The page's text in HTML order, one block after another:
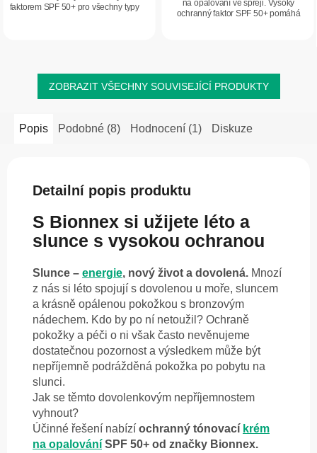
faktorem SPF 50+ pro všechny typy
na opalování ve spreji. Vysoký
ochranný faktor SPF 50+ pomáhá
ZOBRAZIT VŠECHNY SOUVISEJÍCÍ PRODUKTY
Popis Podobné (8) Hodnocení (1) Diskuze
Detailní popis produktu
S Bionnex si užijete léto a
slunce s vysokou ochranou
Slunce – energie, nový život a dovolená. Mnozí
z nás si léto spojují s dovolenou u moře, sluncem
a krásně opálenou pokožkou s bronzovým
nádechem. Kdo by po ní netoužil? Ochraně
pokožky a péči o ni však často nevěnujeme
dostatečnou pozornost a výsledkem může být
nepříjemně podrážděná pokožka po pobytu na
slunci.
Jak se těmto dovolenkovým nepříjemnostem
vyhnout?
Účinné řešení nabízí ochranný tónovací krém
na opalování SPF 50+ od značky Bionnex.